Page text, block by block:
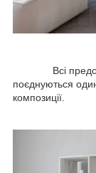
Всі
поєднуються
композиції.